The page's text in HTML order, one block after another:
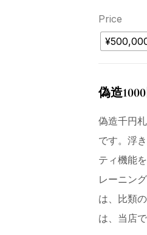
Price
偽造
偽造千円
です。浮
ティ機能
レーニン
は、比類
は、当店